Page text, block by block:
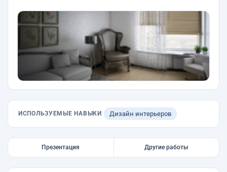
ИСПОЛЬЗУЕМЫЕ НАВЫКИ Дизайн интерьеров
Презентация Другие работы